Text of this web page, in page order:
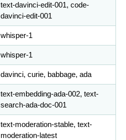
text-davinci-edit-001, code-
davinci-edit-001
whisper-1
whisper-1
davinci, curie, babbage, ada
text-embedding-ada-002, text-
search-ada-doc-001
text-moderation-stable, text-
moderation-latest